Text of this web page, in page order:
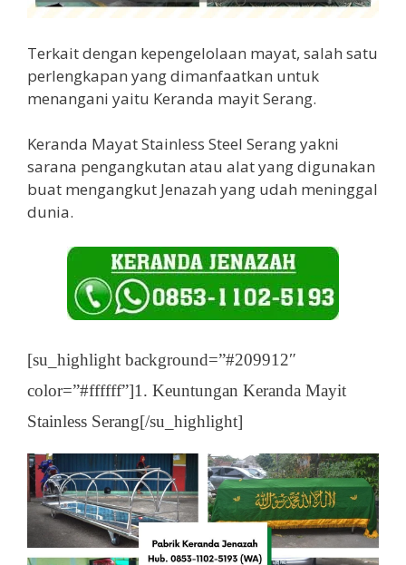
Terkait dengan kepengelolaan mayat, salah satu
perlengkapan yang dimanfaatkan untuk
menangani yaitu Keranda mayit Serang.
Keranda Mayat Stainless Steel Serang yakni
sarana pengangkutan atau alat yang digunakan
buat mengangkut Jenazah yang udah meninggal
dunia.
[su_highlight background=”#209912″
color=”#ffffff”]1. Keuntungan Keranda Mayit
Stainless Serang[/su_highlight]